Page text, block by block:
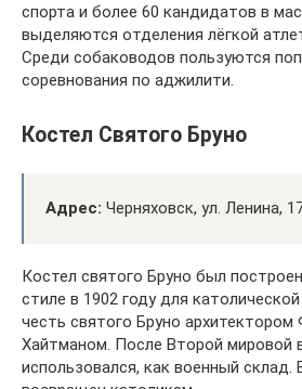
спорта и более 60 кандидатов в
выделяются отделения лёгкой
Среди собаководов пользуются
соревнования по аджилити.
Костел Святого Бруно
Адрес: Черняховск, ул. Ленина,
Костел святого Бруно был
стиле в 1902 году для
честь святого Бруно
Хайтманом. После Второй мировой
использовался, как военный склад.